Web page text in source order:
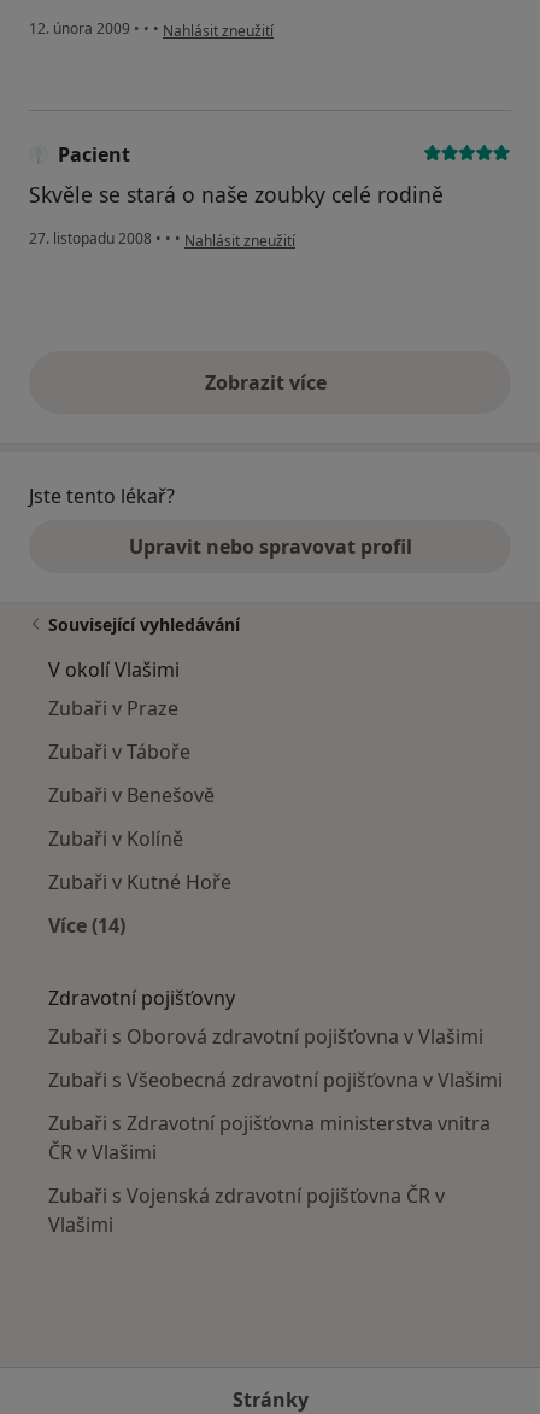
12. února 2009 • • • podle názoru uživatele Pacient
Nahlásit zneužití
Pacient
Skvěle se stará o naše zoubky celé rodině
27. listopadu 2008 • • • podle názoru uživatele Pacient
Nahlásit zneužití
Zobrazit vícevýše uvedené názory
Jste tento lékař?
Upravit nebo spravovat profil
Související vyhledávání
V okolí Vlašimi
Zubaři v Praze
Zubaři v Táboře
Zubaři v Benešově
Zubaři v Kolíně
Zubaři v Kutné Hoře
Více (14)
Zdravotní pojišťovny
Zubaři s Oborová zdravotní pojišťovna v Vlašimi
Zubaři s Všeobecná zdravotní pojišťovna v Vlašimi
Zubaři s Zdravotní pojišťovna ministerstva vnitra
ČR v Vlašimi
Zubaři s Vojenská zdravotní pojišťovna ČR v
Vlašimi
Stránky